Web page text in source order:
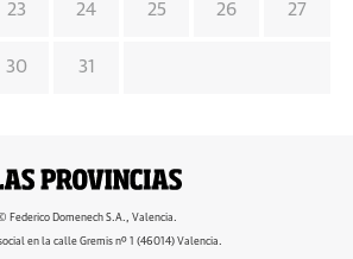
23 24 25 26 27
30 31
Federico Domenech S.A., Valencia.
en la calle Gremis nº 1 (46014) Valencia.